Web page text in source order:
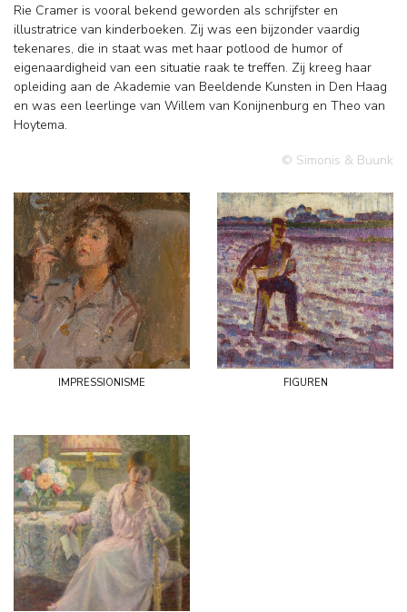
Rie Cramer is vooral bekend geworden als schrijfster en
illustratrice van kinderboeken. Zij was een bijzonder vaardig
tekenares, die in staat was met haar potlood de humor of
eigenaardigheid van een situatie raak te treffen. Zij kreeg haar
opleiding aan de Akademie van Beeldende Kunsten in Den Haag
en was een leerlinge van Willem van Konijnenburg en Theo van
Hoytema.
© Simonis & Buunk
impressionisme figuren